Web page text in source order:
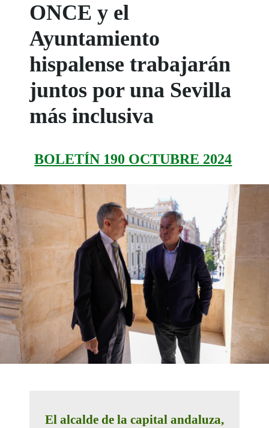
ONCE y el
Ayuntamiento
hispalense trabajarán
juntos por una Sevilla
más inclusiva
BOLETÍN 190 OCTUBRE 2024
El alcalde de la capital andaluza,